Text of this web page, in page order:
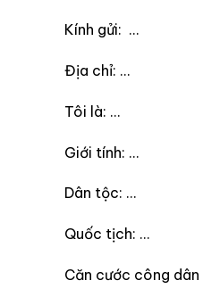
Kính gửi: …
Địa chỉ: …
Tôi là: …
Giới tính: …
Dân tộc: …
Quốc tịch: …
Căn cước công